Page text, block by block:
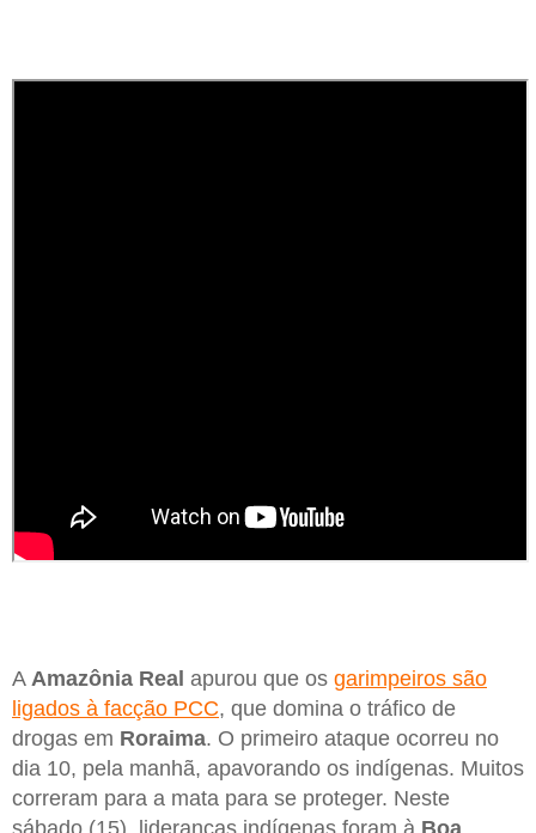
A Amazônia Real apurou que os garimpeiros são
ligados à facção PCC, que domina o tráfico de
drogas em Roraima. O primeiro ataque ocorreu no
dia 10, pela manhã, apavorando os indígenas. Muitos
correram para a mata para se proteger. Neste